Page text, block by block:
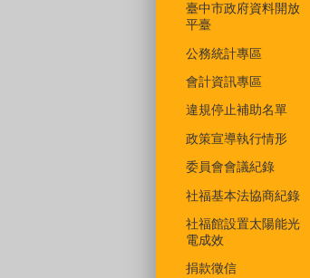
臺中市政府資料開放
平臺
公務統計專區
會計資訊專區
違規停止補助名單
政策宣導執行情形
委員會會議紀錄
社福基本法協商紀錄
社福館設置太陽能光
電成效
捐款徵信